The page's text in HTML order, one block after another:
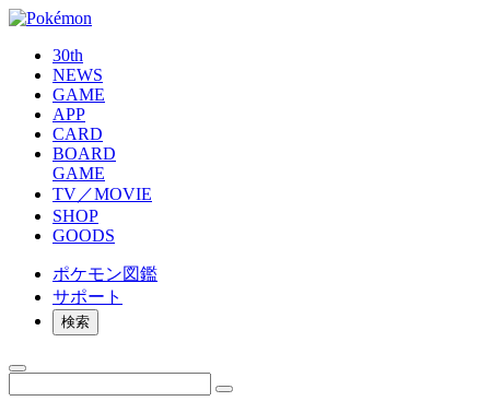
30th
NEWS
GAME
APP
CARD
BOARD
GAME
TV／MOVIE
SHOP
GOODS
ポケモン図鑑
サポート
検索